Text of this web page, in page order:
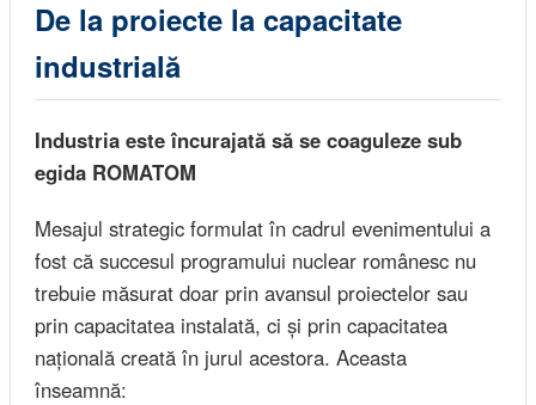
De la proiecte la capacitate
industrială
Industria este încurajată să se coaguleze sub
egida ROMATOM
Mesajul strategic formulat în cadrul evenimentului a
fost că succesul programului nuclear românesc nu
trebuie măsurat doar prin avansul proiectelor sau
prin capacitatea instalată, ci și prin capacitatea
națională creată în jurul acestora. Aceasta
înseamnă: